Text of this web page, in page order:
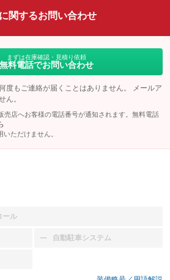
関するお問い合わせ
まずは在庫確認・見積り依頼
無料電話でお問い合わせ
度もご連絡が届くことはありません。 メールア
ん。
店へお客様の電話番号が通知されます。無料電話
ただけません。
ール
自動駐車システム
：装備なし